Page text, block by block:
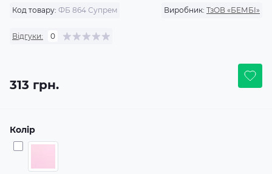
Код товару: ФБ 864 Супрем Виробник: ТзОВ «БЕМБІ»
Відгуки: 0
313 грн.
Колір